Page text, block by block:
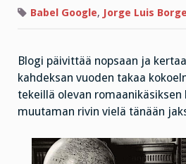
Babel Google, Jorge Luis
Blogi päivittää nopsaan ja
kahdeksan vuoden takaa
tekeillä olevan romaanikäsiksen
muutaman rivin vielä tänään